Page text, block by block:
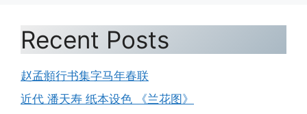
Recent Posts
赵孟頫行书集字马年春联
近代 潘天寿 纸本设色 《兰花图》